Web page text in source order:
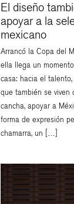
El diseño
apoyar a la
mexicano
Arrancó la Copa del
ella llega un
casa: hacia el
que también se viven
cancha, apoyar a
forma de expresión
chamarra, un […]